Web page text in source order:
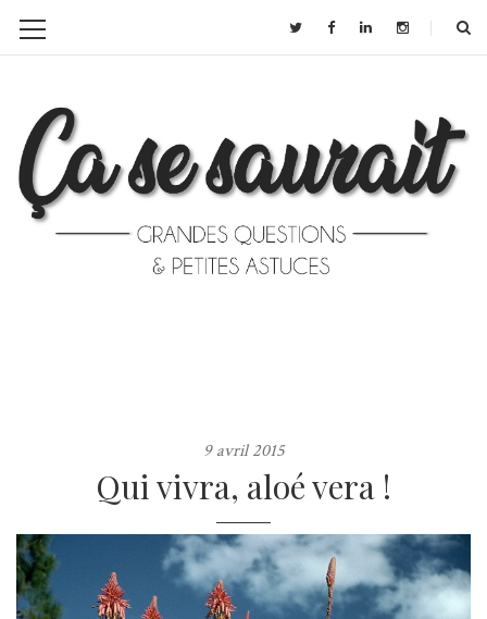
9 avril 2015
Qui vivra, aloé vera !